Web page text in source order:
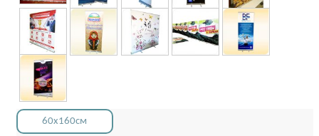
60x160см